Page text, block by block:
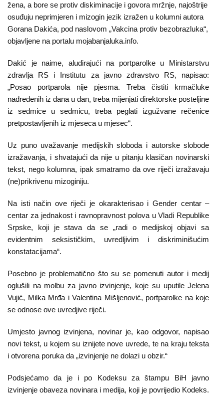
Aktuelnosti
Mir
ženskim
licem
Sigurna
kuća
Pravna
pomoć
Antitrafiking
Kampanje
Dokumenti
Javni
pozivi
English
Kontakt
žena, a bore se protiv diskiminacije i govora mržnje, najoštrije
osuđuju neprimjeren i mizogin jezik izražen u kolumni autora
Gorana Dakića, pod naslovom „Vakcina protiv bezobrazluka“,
objavljene na portalu mojabanjaluka.info.
Dakić je naime, aludirajući na portparolke u Ministarstvu
zdravlja RS i Institutu za javno zdravstvo RS, napisao:
„Posao portparola nije pjesma. Treba čistiti krmačluke
nadređenih iz dana u dan, treba mijenjati direktorske posteljine
iz sedmice u sedmicu, treba peglati izgužvane rečenice
pretpostavljenih iz mjeseca u mjesec“.
Uz puno uvažavanje medijskih sloboda i autorske slobode
izražavanja, i shvatajući da nije u pitanju klasičan novinarski
tekst, nego kolumna, ipak smatramo da ove riječi izražavaju
(ne)prikrivenu mizoginiju.
Na isti način ove riječi je okarakterisao i Gender centar –
centar za jednakost i ravnopravnost polova u Vladi Republike
Srpske, koji je stava da se „radi o medijskoj objavi sa
evidentnim seksističkim, uvredljivim i diskriminišućim
konstatacijama“.
Posebno je problematično što su se pomenuti autor i medij
oglušili na molbu za javno izvinjenje, koje su uputile Jelena
Vujić, Milka Mrđa i Valentina Mišljenović, portparolke na koje
se odnose ove uvredjive riječi.
Umjesto javnog izvinjena, novinar je, kao odgovor, napisao
novi tekst, u kojem su iznijete nove uvrede, te na kraju teksta
i otvorena poruka da „izvinjenje ne dolazi u obzir.“
Podsjećamo da je i po Kodeksu za štampu BiH javno
izvinjenje obaveza novinara i medija, koji je povrijedio Kodeks.